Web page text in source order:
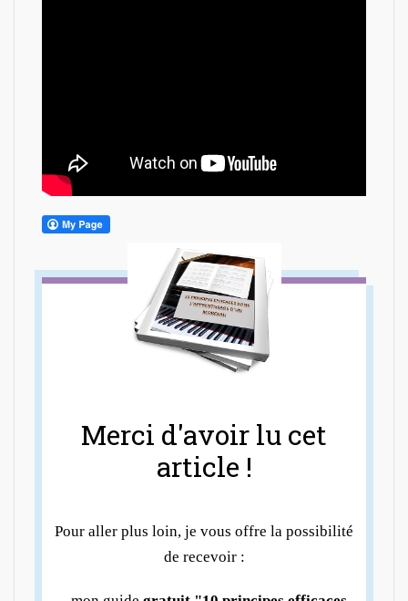
Merci d'avoir lu cet
article !
Pour aller plus loin, je vous offre la possibilité
de recevoir :